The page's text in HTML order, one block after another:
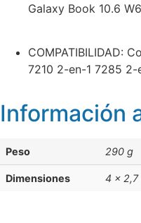
Galaxy Book 10.6
COMPATIBILIDAD:
7210 2-en-1 7285
Información
Peso 290 g
Dimensiones 4 × 2,7